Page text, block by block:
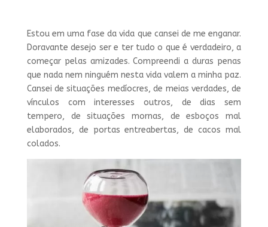
Estou em uma fase da vida que cansei de me enganar.
Doravante desejo ser e ter tudo o que é verdadeiro, a
começar pelas amizades. Compreendi a duras penas
que nada nem ninguém nesta vida valem a minha paz.
Cansei de situações medíocres, de meias verdades, de
vínculos com interesses outros, de dias sem
tempero, de situações mornas, de esboços mal
elaborados, de portas entreabertas, de cacos mal
colados.